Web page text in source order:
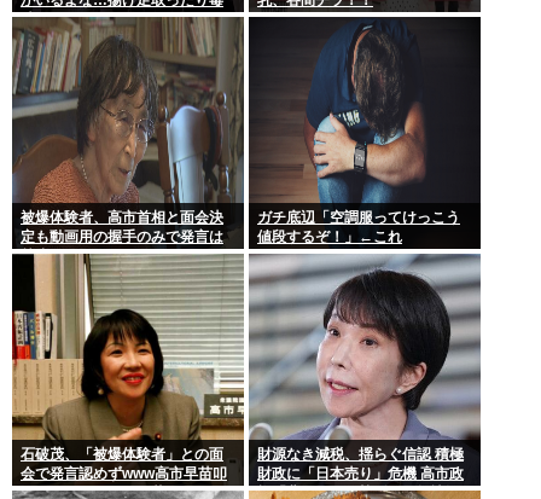
吐いたり…
被爆体験者、高市首相と面会決
定も動画用の握手のみで発言は
禁止www
ガチ底辺「空調服ってけっこう
値段するぞ！」←これ
石破茂、「被爆体験者」との面
会で発言認めずwww高市早苗叩
いてたケンモメンは革肉なもん
財源なき減税、揺らぐ信認 積極
財政に「日本売り」危機 高市政
権「悲願」に固執〔深層探訪〕